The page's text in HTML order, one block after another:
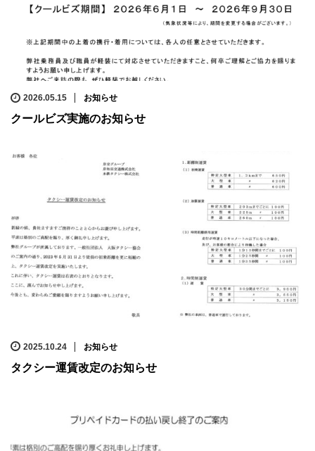
2026.05.15 お知らせ
クールビズ実施のお知らせ
2025.10.24 お知らせ
タクシー運賃改定のお知らせ